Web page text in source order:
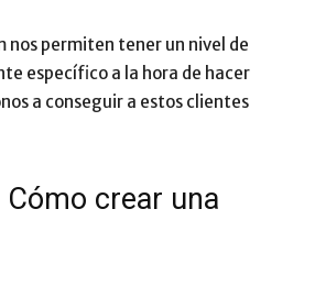
nos permiten tener un nivel de
específico a la hora de hacer
a conseguir a estos clientes
Cómo crear una